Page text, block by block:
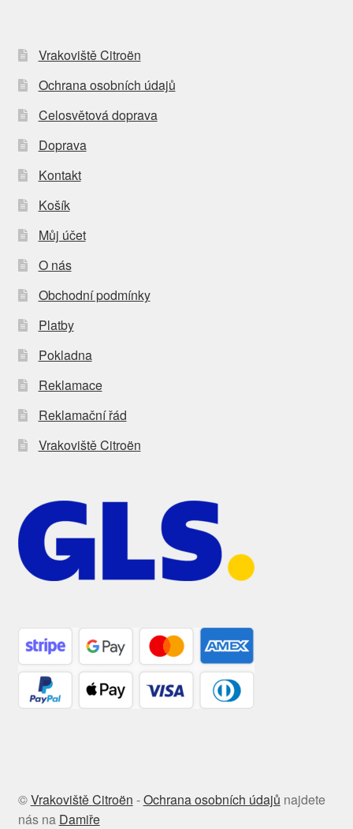
Vrakoviště Citroën
Ochrana osobních údajů
Celosvětová doprava
Doprava
Kontakt
Košík
Můj účet
O nás
Obchodní podmínky
Platby
Pokladna
Reklamace
Reklamační řád
Vrakoviště Citroën
©Vrakoviště Citroën -Ochrana osobních údajů najdete
nás na Damiře